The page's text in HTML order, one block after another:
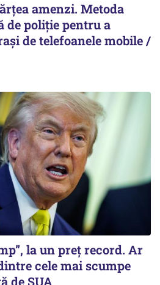
amenzi. Metoda
de poliție pentru a
de telefoanele mobile /
la un preț record. Ar
cele mai scumpe
de SUA